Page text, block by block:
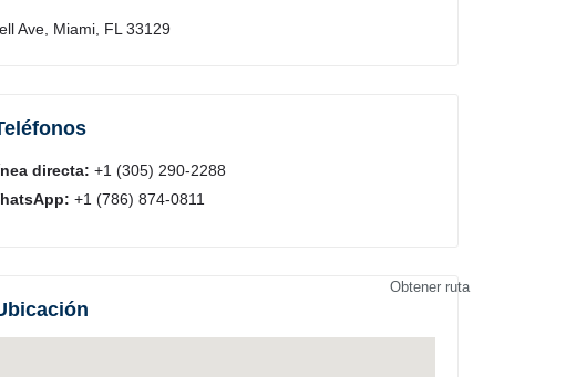
Ave, Miami, FL 33129
directa: +1 (305) 290-2288
+1 (786) 874-0811
Obtener ruta